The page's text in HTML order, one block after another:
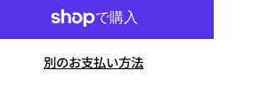
別のお支払い方法